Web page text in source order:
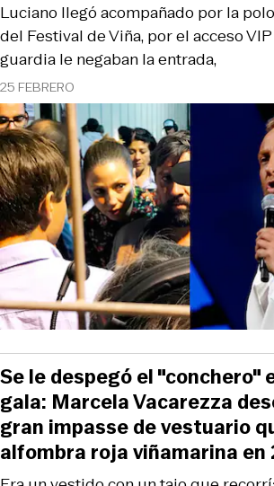
25 FEBRERO
Luciano llegó acompañado por la
del Festival de Viña, por el acceso
guardia le negaban la entrada,
Se le despegó el "conchero"
gala: Marcela Vacarezza
gran impasse de vestuario
alfombra roja viñamarina en